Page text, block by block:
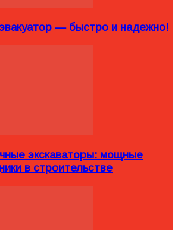
— быстро и надежно!
экскаваторы: мощные
в строительстве